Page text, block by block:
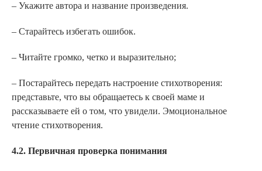
– Укажите автора и название произведения.
– Старайтесь избегать ошибок.
– Читайте громко, четко и выразительно;
– Постарайтесь передать настроение стихотворения:
представьте, что вы обращаетесь к своей маме и
рассказываете ей о том, что увидели. Эмоциональное
чтение стихотворения.
4.2. Первичная проверка понимания